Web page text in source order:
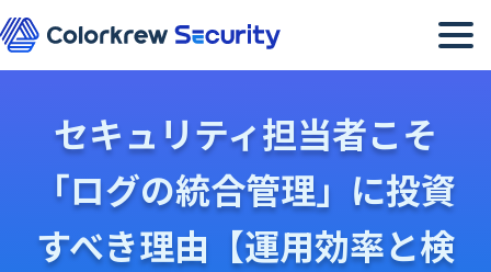
セキュリティ担当者こそ
「ログの統合管理」に投資
すべき理由【運用効率と検